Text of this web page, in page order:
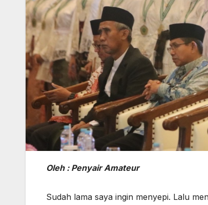
Oleh : Penyair Amateur
Sudah lama saya ingin menyepi. Lalu